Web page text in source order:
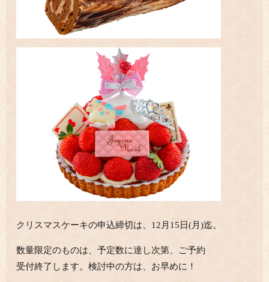
クリスマスケーキの申込締切は、12月15日(月)迄。
数量限定のものは、予定数に達し次第、ご予約
受付終了します。検討中の方は、お早めに！